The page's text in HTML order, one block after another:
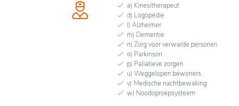
a) Kinesitherapeut
d) Logopedie
l) Alzheimer
m) Dementie
n) Zorg voor verwarde personen
o) Parkinson
p) Paliatieve zorgen
u) Weggelopen bewoners
v) Medische nachtbewaking
w) Noodoproepsysteem